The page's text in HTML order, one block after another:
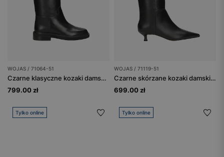
WOJAS / 71064-51
Czarne klasyczne kozaki damskie ze skóry licowej
799.00 zł
WOJAS / 71119-51
Czarne skórzane kozaki damskie na niskim obcasie
699.00 zł
Tylko online Tylko online